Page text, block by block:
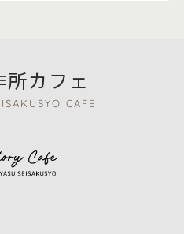
所カフェ
CAFE